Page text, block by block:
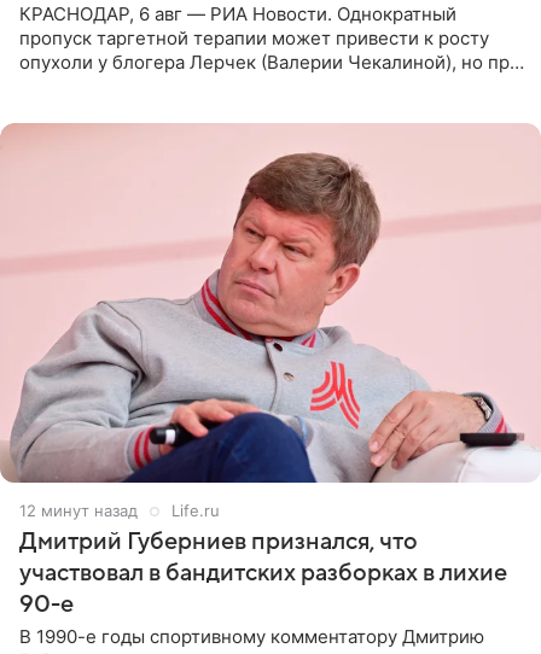
КРАСНОДАР, 6 авг — РИА Новости. Однократный
пропуск таргетной терапии может привести к росту
опухоли у блогера Лерчек (Валерии Чекалиной), но при
12 минут назад Life.ru
Дмитрий Губерниев признался, что
участвовал в бандитских разборках в лихие
90-е
В 1990-е годы спортивному комментатору Дмитрию